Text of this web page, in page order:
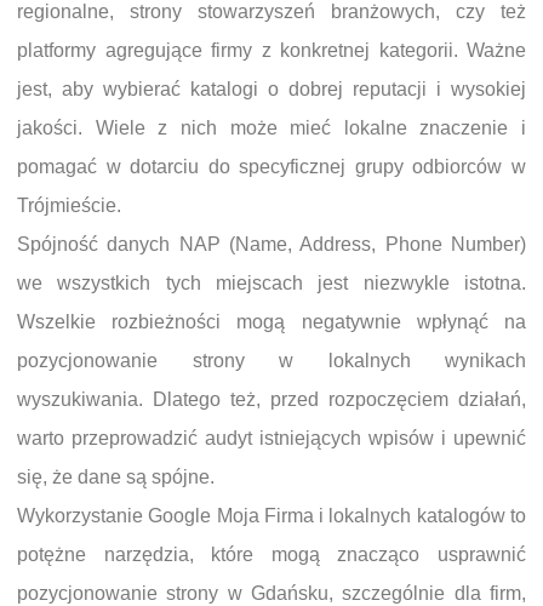
regionalne, strony stowarzyszeń branżowych, czy też
platformy agregujące firmy z konkretnej kategorii. Ważne
jest, aby wybierać katalogi o dobrej reputacji i wysokiej
jakości. Wiele z nich może mieć lokalne znaczenie i
pomagać w dotarciu do specyficznej grupy odbiorców w
Trójmieście.
Spójność danych NAP (Name, Address, Phone Number)
we wszystkich tych miejscach jest niezwykle istotna.
Wszelkie rozbieżności mogą negatywnie wpłynąć na
pozycjonowanie strony w lokalnych wynikach
wyszukiwania. Dlatego też, przed rozpoczęciem działań,
warto przeprowadzić audyt istniejących wpisów i upewnić
się, że dane są spójne.
Wykorzystanie Google Moja Firma i lokalnych katalogów to
potężne narzędzia, które mogą znacząco usprawnić
pozycjonowanie strony w Gdańsku, szczególnie dla firm,